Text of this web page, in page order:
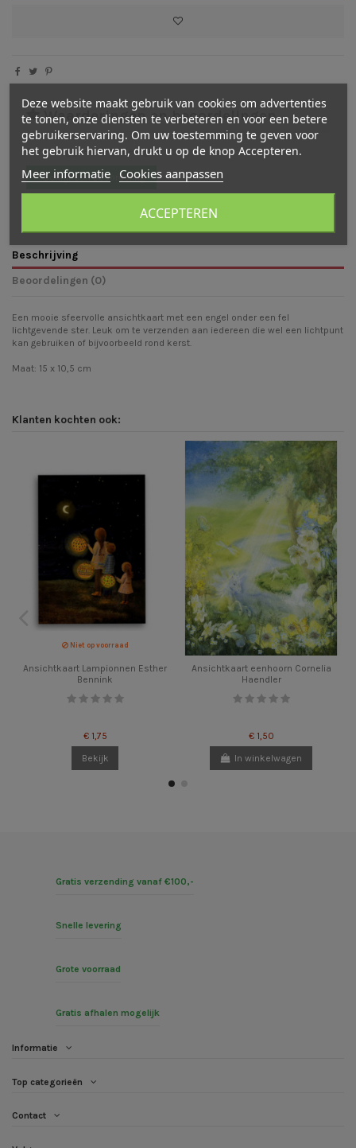
Waarderingen en beoordelingen
Er zijn nog geen beoordelingen
Schrijf een beoordeling
Beschrijving
Beoordelingen (0)
Een mooie sfeervolle ansichtkaart met een engel onder een fel
lichtgevende ster. Leuk om te verzenden aan iedereen die wel een lichtpunt
kan gebruiken of bijvoorbeeld rond kerst.
Maat: 15 x 10,5 cm
Klanten kochten ook:
Niet op voorraad
Ansichtkaart Lampionnen Esther
Bennink
€ 1,75
Bekijk
Ansichtkaart eenhoorn Cornelia
Haendler
€ 1,50
In winkelwagen
Gratis verzending vanaf €100,-
Snelle levering
Grote voorraad
Gratis afhalen mogelijk
Informatie
Top categorieën
Contact
Deze website maakt gebruik van cookies om advertenties
te tonen, onze diensten te verbeteren en voor een betere
gebruikerservaring. Om uw toestemming te geven voor
het gebruik hiervan, drukt u op de knop Accepteren.
Meer informatie Cookies aanpassen
ACCEPTEREN